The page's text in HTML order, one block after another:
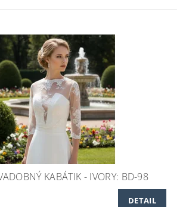
KABÁTIK - IVORY: BD-98
DETAIL